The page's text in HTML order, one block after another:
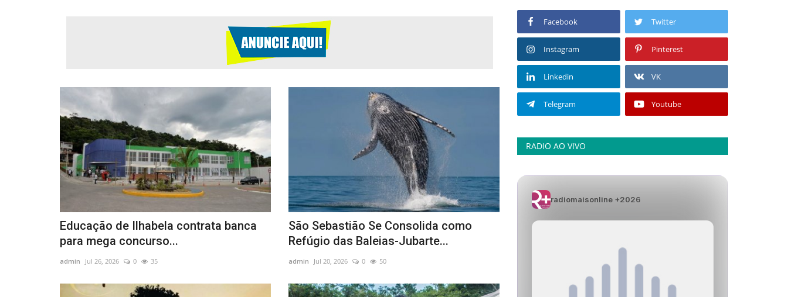
Educação de Ilhabela contrata banca
para mega concurso...
admin Jul 26, 2026 0 35
São Sebastião Se Consolida como
Refúgio das Baleias-Jubarte...
admin Jul 20, 2026 0 50
Facebook Twitter
Instagram Pinterest
Linkedin VK
Telegram Youtube
RADIO AO VIVO
radiomaisonline +2026